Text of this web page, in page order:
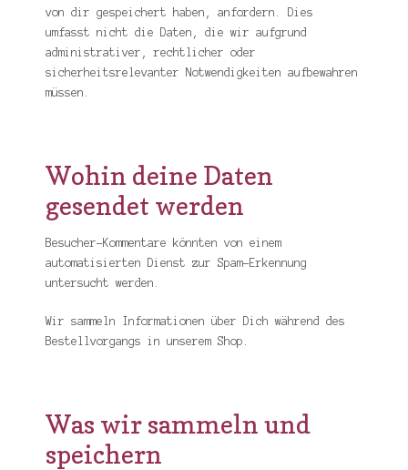
von dir gespeichert haben, anfordern. Dies
umfasst nicht die Daten, die wir aufgrund
administrativer, rechtlicher oder
sicherheitsrelevanter Notwendigkeiten aufbewahren
müssen.
Wohin deine Daten
gesendet werden
Besucher-Kommentare könnten von einem
automatisierten Dienst zur Spam-Erkennung
untersucht werden.
Wir sammeln Informationen über Dich während des
Bestellvorgangs in unserem Shop.
Was wir sammeln und
speichern